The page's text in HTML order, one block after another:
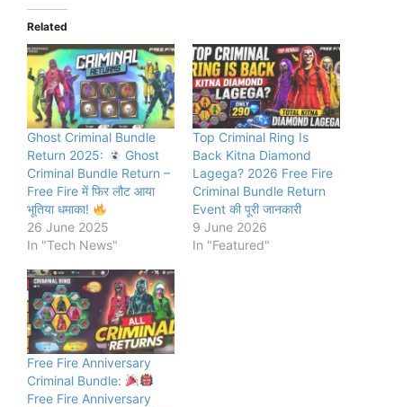
Related
Ghost Criminal Bundle
Return 2025:
Ghost
Criminal Bundle Return –
Free Fire में फिर लौट आया
भूतिया धमाका!
26 June 2025
In "Tech News"
Top Criminal Ring Is
Back Kitna Diamond
Lagega? 2026 Free Fire
Criminal Bundle Return
Event की पूरी जानकारी
9 June 2026
In "Featured"
Free Fire Anniversary
Criminal Bundle:
Free Fire Anniversary